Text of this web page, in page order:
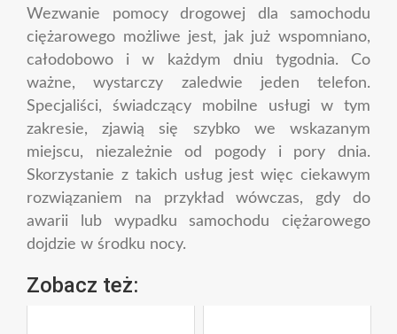
Wezwanie pomocy drogowej dla samochodu
ciężarowego możliwe jest, jak już wspomniano,
całodobowo i w każdym dniu tygodnia. Co
ważne, wystarczy zaledwie jeden telefon.
Specjaliści, świadczący mobilne usługi w tym
zakresie, zjawią się szybko we wskazanym
miejscu, niezależnie od pogody i pory dnia.
Skorzystanie z takich usług jest więc ciekawym
rozwiązaniem na przykład wówczas, gdy do
awarii lub wypadku samochodu ciężarowego
dojdzie w środku nocy.
Zobacz też: